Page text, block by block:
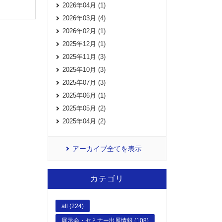
2026年04月 (1)
2026年03月 (4)
2026年02月 (1)
2025年12月 (1)
2025年11月 (3)
2025年10月 (3)
2025年07月 (3)
2025年06月 (1)
2025年05月 (2)
2025年04月 (2)
アーカイブ全てを表示
カテゴリ
all (224)
展示会・セミナー出展情報 (108)